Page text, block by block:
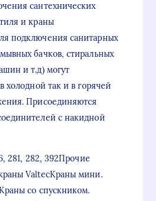
сантехнических
и краны
подключения санитарных
бачков, стиральных
и т.д) могут
холодной так и в горячей
Присоединяются
с накидной
281, 282, 392Прочие
ValtecКраны мини.
со спускником.